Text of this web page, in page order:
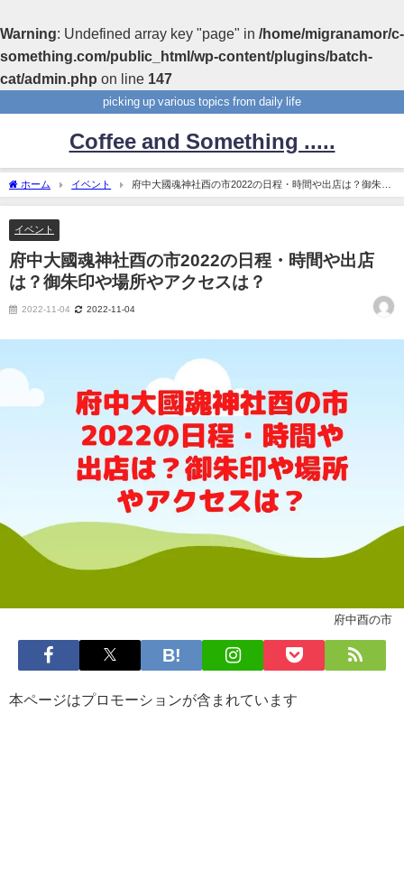
Warning: Undefined array key "page" in /home/migranamor/c-
something.com/public_html/wp-content/plugins/batch-
cat/admin.php on line 147
picking up various topics from daily life
Coffee and Something .....
ホーム イベント
府中大國魂神社酉の市2022の日程・時間や出店は？御朱印
や場所やアクセスは？
イベント
府中大國魂神社酉の市2022の日程・時間や出店
は？御朱印や場所やアクセスは？
2022-11-04 2022-11-04
府中酉の市
本ページはプロモーションが含まれています